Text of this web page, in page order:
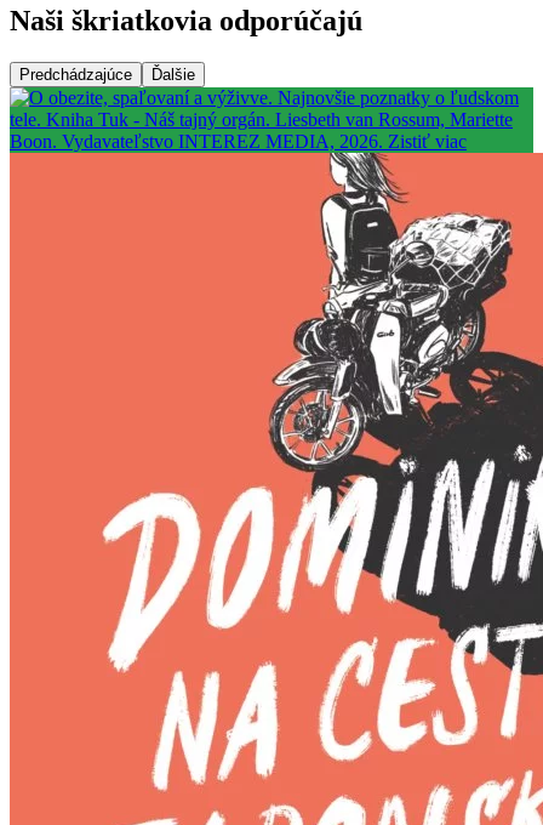
Naši škriatkovia odporúčajú
Predchádzajúce Ďalšie